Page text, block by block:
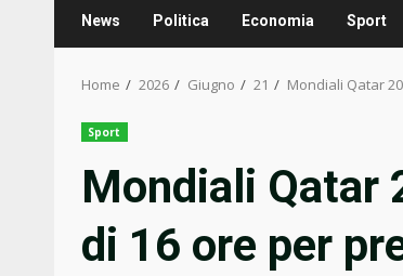
News Politica Economia Sport
Home 2026 Giugno 21 Mondiali Qatar
Sport
Mondiali Qatar
di 16 ore per